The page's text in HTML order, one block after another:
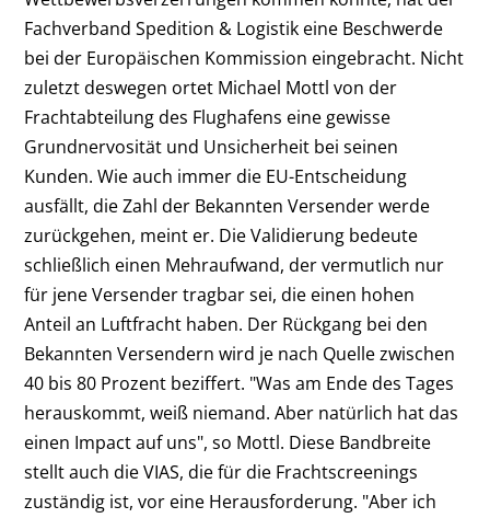
Fachverband Spedition & Logistik eine Beschwerde
bei der Europäischen Kommission eingebracht. Nicht
zuletzt deswegen ortet Michael Mottl von der
Frachtabteilung des Flughafens eine gewisse
Grundnervosität und Unsicherheit bei seinen
Kunden. Wie auch immer die EU-Entscheidung
ausfällt, die Zahl der Bekannten Versender werde
zurückgehen, meint er. Die Validierung bedeute
schließlich einen Mehraufwand, der vermutlich nur
für jene Versender tragbar sei, die einen hohen
Anteil an Luftfracht haben. Der Rückgang bei den
Bekannten Versendern wird je nach Quelle zwischen
40 bis 80 Prozent beziffert. "Was am Ende des Tages
herauskommt, weiß niemand. Aber natürlich hat das
einen Impact auf uns", so Mottl. Diese Bandbreite
stellt auch die VIAS, die für die Frachtscreenings
zuständig ist, vor eine Herausforderung. "Aber ich